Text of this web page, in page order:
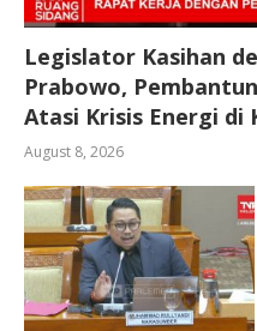
Legislator Kasihan
Prabowo,
Atasi Krisis Energi di
August 8, 2026